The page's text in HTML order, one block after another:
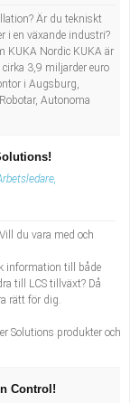
Är du tekniskt
i en växande industri?
KUKA Nordic KUKA är
3,9 miljarder euro
i Augsburg,
Autonoma
du vara med och
information till både
till LCS tillväxt? Då
rätt för dig.
Solutions produkter och
Control!